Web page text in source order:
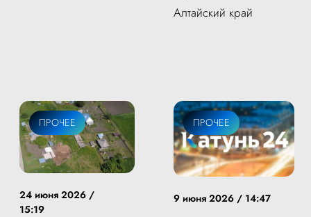
Алтайский край
ПРОЧЕЕ
24 июня 2026 /
15:19
ПРОЧЕЕ
9 июня 2026 / 14:47